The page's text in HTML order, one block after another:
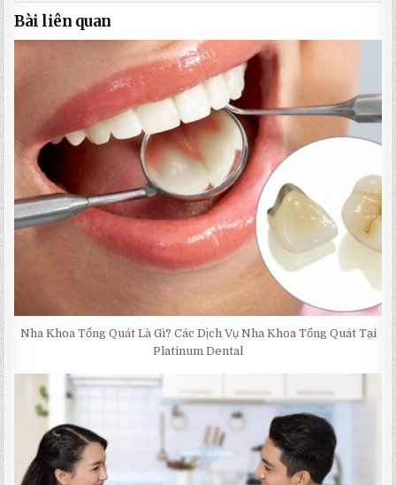
Bài liên quan
Nha Khoa Tổng Quát Là Gì? Các Dịch Vụ Nha Khoa Tổng Quát Tại
Platinum Dental